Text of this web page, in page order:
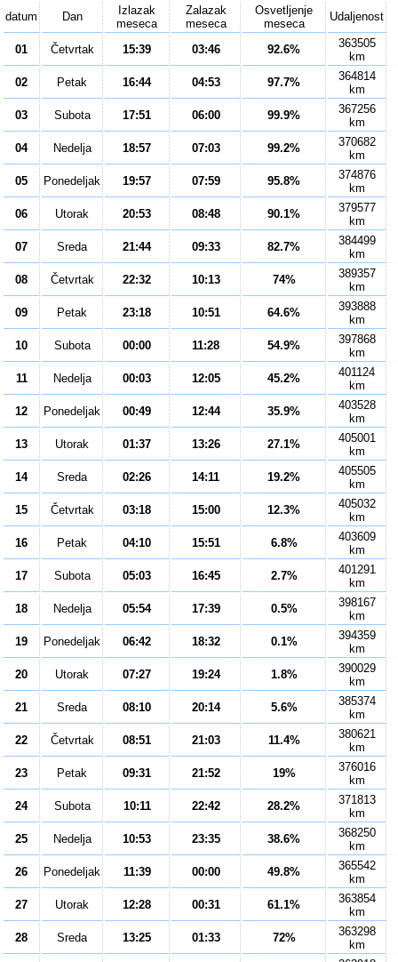
datum Dan
Izlazak
meseca
Zalazak
meseca
Osvetljenje
meseca
Udaljenost
01 Četvrtak 15:39 03:46 92.6%
363505
km
02
Petak 16:44 04:53 97.7%
364814
km
03
Subota 17:51 06:00 99.9%
367256
km
04
Nedelja 18:57 07:03 99.2%
370682
km
05
Ponedeljak 19:57 07:59 95.8%
374876
km
06
Utorak 20:53 08:48 90.1%
379577
km
07
Sreda 21:44 09:33 82.7%
384499
km
08
Četvrtak 22:32 10:13 74%
389357
km
09
Petak 23:18 10:51 64.6%
393888
km
10
Subota 00:00 11:28 54.9%
397868
km
11
Nedelja 00:03 12:05 45.2%
401124
km
12
Ponedeljak 00:49 12:44 35.9%
403528
km
13
Utorak 01:37 13:26 27.1%
405001
km
14
Sreda 02:26 14:11 19.2%
405505
km
15
Četvrtak 03:18 15:00 12.3%
405032
km
16
Petak 04:10 15:51 6.8%
403609
km
17
Subota 05:03 16:45 2.7%
401291
km
18
Nedelja 05:54 17:39 0.5%
398167
km
19
Ponedeljak 06:42 18:32 0.1%
394359
km
20
Utorak 07:27 19:24 1.8%
390029
km
21
Sreda 08:10 20:14 5.6%
385374
km
22
Četvrtak 08:51 21:03 11.4%
380621
km
23
Petak 09:31 21:52 19%
376016
km
24
Subota 10:11 22:42 28.2%
371813
km
25
Nedelja 10:53 23:35 38.6%
368250
km
26
Ponedeljak 11:39 00:00 49.8%
365542
km
27
Utorak 12:28 00:31 61.1%
363854
km
28
Sreda 13:25 01:33 72%
363298
km